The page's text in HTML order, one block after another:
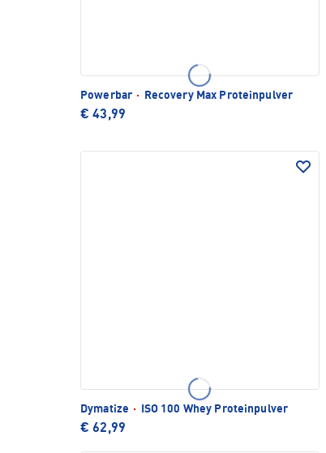
Powerbar · Recovery Max Proteinpulver
€ 43,99
Dymatize · ISO 100 Whey Proteinpulver
€ 62,99